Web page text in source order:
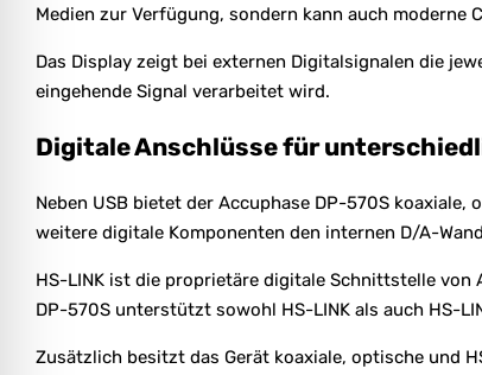
Medien zur Verfügung, sondern kann auch
Das Display zeigt bei externen Digitalsignalen die
eingehende Signal verarbeitet wird.
Digitale Anschlüsse für
Neben USB bietet der Accuphase DP-570S
weitere digitale Komponenten den internen D/A-
HS-LINK ist die proprietäre digitale Schnittstelle
DP-570S unterstützt sowohl HS-LINK als auch HS-
Zusätzlich besitzt das Gerät koaxiale, optische und